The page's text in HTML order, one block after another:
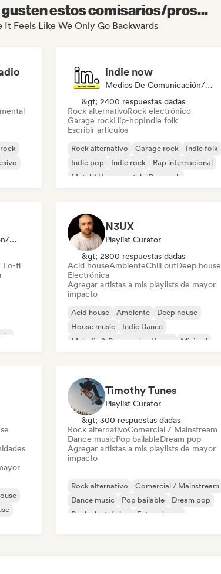
gusten estos comisarios/pros...
Feels Like We Only Go Backwards
indie now
Medios De Comunicación/Periodista
&gt; 2400 respuestas dadas
Rock alternativoRock electrónico
Garage rockHip-hopIndie folk
Escribir artículos
Rock alternativo Garage rock
Indie folk
Indie pop
Indie rock
Rap internacional
Metal / Heavy metal
Pop rock
Medios De Comunicación/Periodista
Lo-fi
N3UX
Playlist Curator
&gt; 2800 respuestas dadas
Acid houseAmbienteChill outDeep house
Electrónica
Agregar artistas a mis playlists de mayor
impacto
Acid house Ambiente
Deep house
House music
Indie Dance
Melodic & Progressive House
Minimal
Timothy Tunes
Playlist Curator
&gt; 300 respuestas dadas
Rock alternativoComercial / Mainstream
Dance musicPop bailableDream pop
Agregar artistas a mis playlists de mayor
impacto
Rock alternativo
Comercial / Mainstream
Dance music
Pop bailable
Dream pop
Rock electrónico
Future house